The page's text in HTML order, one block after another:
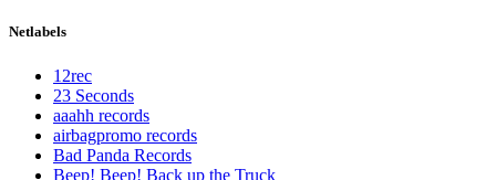
Netlabels
12rec
23 Seconds
aaahh records
airbagpromo records
Bad Panda Records
Beep! Beep! Back up the Truck